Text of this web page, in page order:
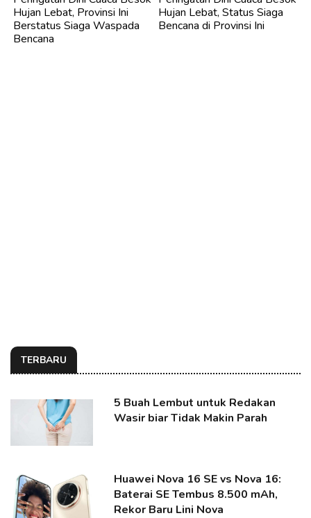
Hujan Lebat, Provinsi Ini
Berstatus Siaga Waspada
Bencana
Hujan Lebat, Status Siaga
Bencana di Provinsi Ini
TERBARU
5 Buah Lembut untuk Redakan
Wasir biar Tidak Makin Parah
Huawei Nova 16 SE vs Nova 16:
Baterai SE Tembus 8.500 mAh,
Rekor Baru Lini Nova